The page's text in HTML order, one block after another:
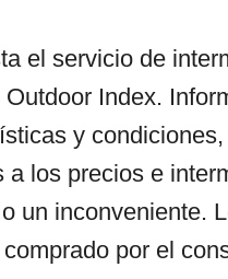
el servicio de
Index.
y
los precios e
un inconveniente.
por el